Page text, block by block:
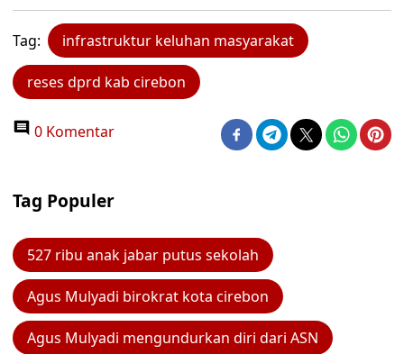
Tag: infrastruktur keluhan masyarakat
reses dprd kab cirebon
0 Komentar
Tag Populer
527 ribu anak jabar putus sekolah
Agus Mulyadi birokrat kota cirebon
Agus Mulyadi mengundurkan diri dari ASN